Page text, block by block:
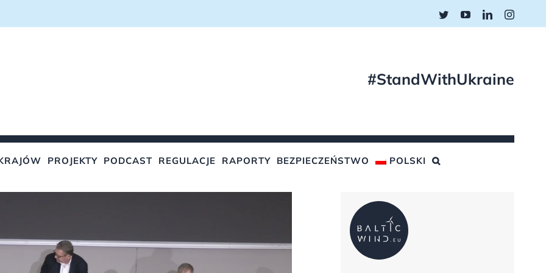
TwitterYouTubeLinkedIn
#StandWithUkraine
PROJEKTY PODCAST REGULACJE RAPORTY BEZPIECZEŃSTWO POLSKI